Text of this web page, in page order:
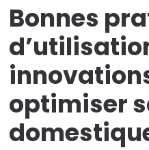
Bonnes
optimiser